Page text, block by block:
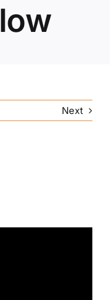
Next